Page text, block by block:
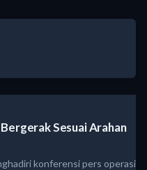
Sesuai Arahan
konferensi pers operasi